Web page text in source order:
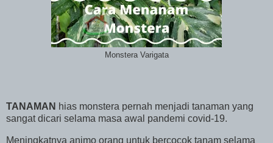
Monstera Varigata
TANAMAN hias monstera pernah menjadi tanaman yang
sangat dicari selama masa awal pandemi covid-19.
Meningkatnya animo orang untuk bercocok tanam selama